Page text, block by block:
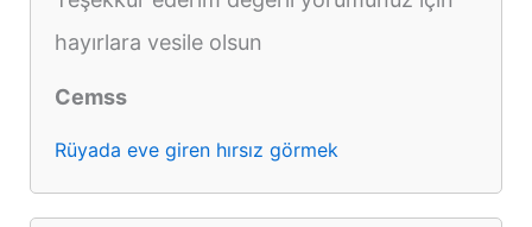
hayırlara vesile olsun
Cemss
Rüyada eve giren hırsız görmek